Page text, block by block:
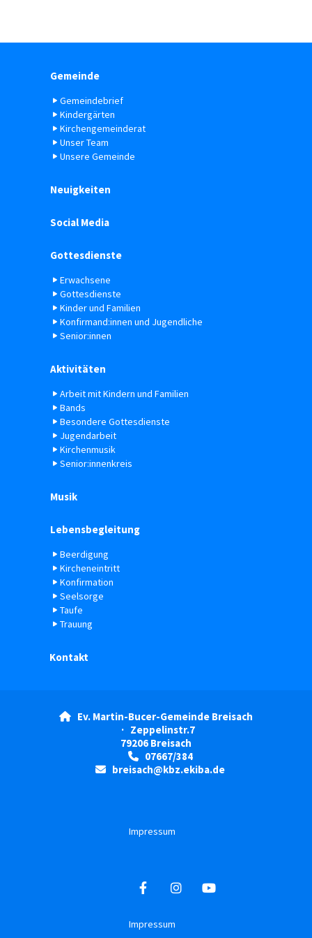
Gemeinde
Gemeindebrief
Kindergärten
Kirchengemeinderat
Unser Team
Unsere Gemeinde
Neuigkeiten
Social Media
Gottesdienste
Erwachsene
Gottesdienste
Kinder und Familien
Konfirmand:innen und Jugendliche
Senior:innen
Aktivitäten
Arbeit mit Kindern und Familien
Bands
Besondere Gottesdienste
Jugendarbeit
Kirchenmusik
Senior:innenkreis
Musik
Lebensbegleitung
Beerdigung
Kircheneintritt
Konfirmation
Seelsorge
Taufe
Trauung
Kontakt

Ev. Martin-Bucer-Gemeinde Breisach
· Zeppelinstr.7
79206 Breisach
07667/384
 breisach@kbz.ekiba.de
Impressum
Impressum